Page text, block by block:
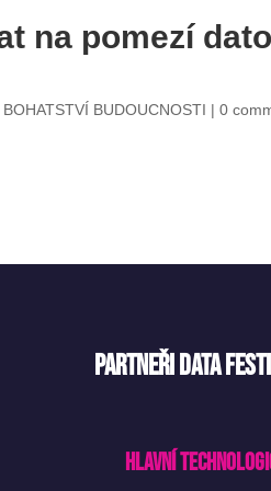
na pomezí
BUDOUCNOSTI |0
Partneři Data
Hlavní